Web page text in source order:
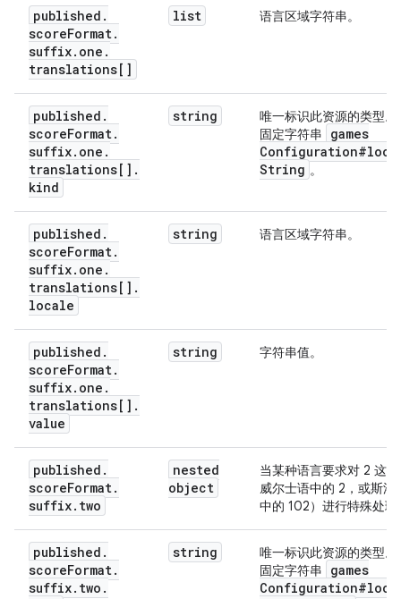
published .
scoreFormat.
suffix. one .
translations[]
list 语言区域字符串。
published .
scoreFormat.
suffix. one .
translations[] .
kind
string
唯一标识此资源的类型。
固定字符串
games
String 。
published .
scoreFormat.
suffix. one .
translations[] .
locale
string 语言区域字符串。
published .
scoreFormat.
suffix. one .
translations[] .
value
string 字符串值。
published .
scoreFormat.
suffix. two
nested
object
当某种语言要求对 2 这
威尔士语中的 2，或斯洛
中的 102）进行特殊处理
published .
scoreFormat.
suffix. two .
string
唯一标识此资源的类型。
固定字符串
games